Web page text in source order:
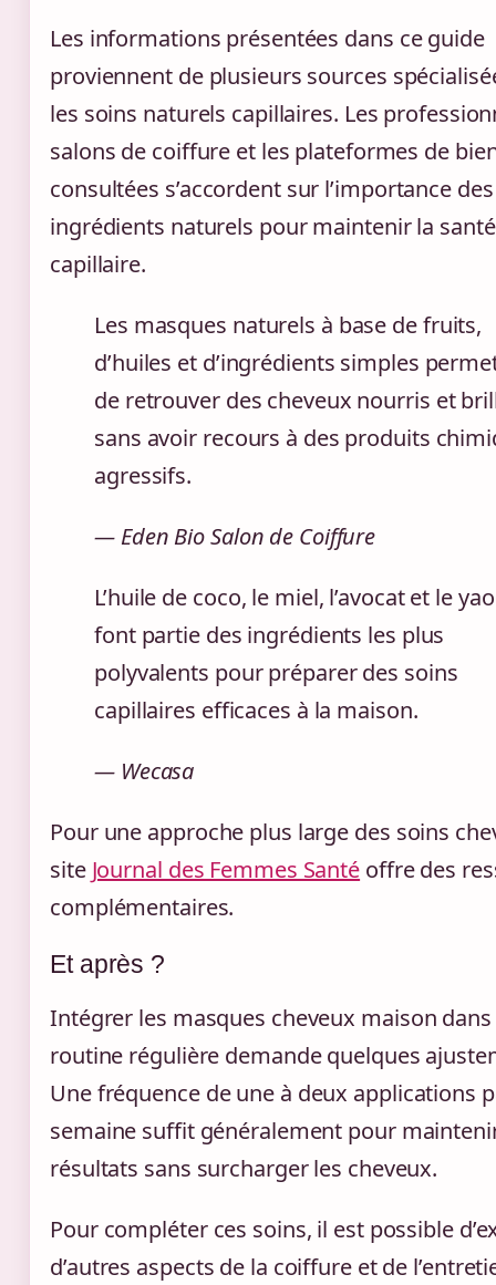
Les informations présentées dans ce guide
proviennent de plusieurs sources
les soins naturels capillaires. Les
salons de coiffure et les plateformes de
consultées s’accordent sur l’importance des
ingrédients naturels pour maintenir la santé
capillaire.
Les masques naturels à base de fruits,
d’huiles et d’ingrédients simples
de retrouver des cheveux nourris et
sans avoir recours à des produits
agressifs.
— Eden Bio Salon de Coiffure
L’huile de coco, le miel, l’avocat et le
font partie des ingrédients les plus
polyvalents pour préparer des soins
capillaires efficaces à la maison.
— Wecasa
Pour une approche plus large des soins
site Journal des Femmes Santé offre des
complémentaires.
Et après ?
Intégrer les masques cheveux maison
routine régulière demande quelques
Une fréquence de une à deux applications
semaine suffit généralement pour
résultats sans surcharger les cheveux.
Pour compléter ces soins, il est possible
d’autres aspects de la coiffure et de